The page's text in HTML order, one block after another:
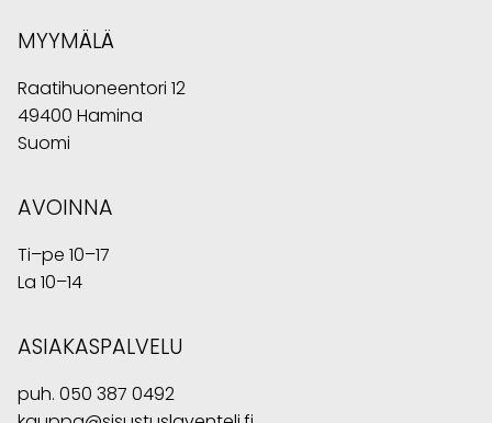
MYYMÄLÄ
Raatihuoneentori 12
49400 Hamina
Suomi
AVOINNA
Ti–pe 10–17
La 10–14
ASIAKASPALVELU
puh. 050 387 0492